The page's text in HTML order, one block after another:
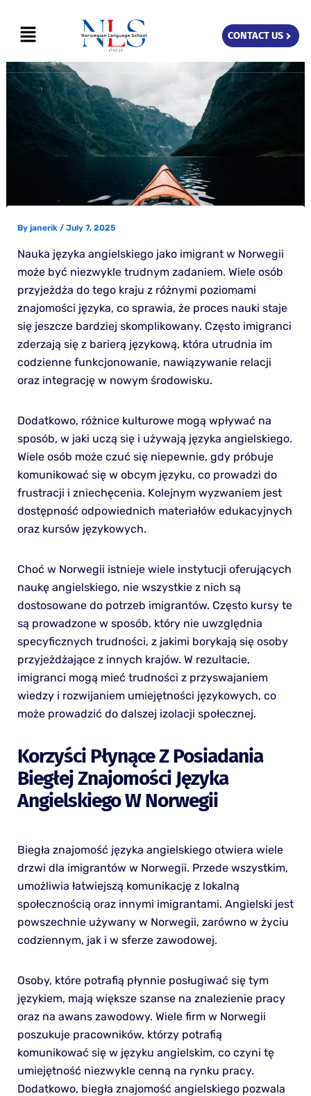
content
Menu CONTACT US
By janerik / July 7, 2025
Nauka języka angielskiego jako imigrant w Norwegii
może być niezwykle trudnym zadaniem. Wiele osób
przyjeżdża do tego kraju z różnymi poziomami
znajomości języka, co sprawia, że proces nauki staje
się jeszcze bardziej skomplikowany. Często imigranci
zderzają się z barierą językową, która utrudnia im
codzienne funkcjonowanie, nawiązywanie relacji
oraz integrację w nowym środowisku.
Dodatkowo, różnice kulturowe mogą wpływać na
sposób, w jaki uczą się i używają języka angielskiego.
Wiele osób może czuć się niepewnie, gdy próbuje
komunikować się w obcym języku, co prowadzi do
frustracji i zniechęcenia. Kolejnym wyzwaniem jest
dostępność odpowiednich materiałów edukacyjnych
oraz kursów językowych.
Choć w Norwegii istnieje wiele instytucji oferujących
naukę angielskiego, nie wszystkie z nich są
dostosowane do potrzeb imigrantów. Często kursy te
są prowadzone w sposób, który nie uwzględnia
specyficznych trudności, z jakimi borykają się osoby
przyjeżdżające z innych krajów. W rezultacie,
imigranci mogą mieć trudności z przyswajaniem
wiedzy i rozwijaniem umiejętności językowych, co
może prowadzić do dalszej izolacji społecznej.
Korzyści Płynące Z Posiadania
Biegłej Znajomości Języka
Angielskiego W Norwegii
Biegła znajomość języka angielskiego otwiera wiele
drzwi dla imigrantów w Norwegii. Przede wszystkim,
umożliwia łatwiejszą komunikację z lokalną
społecznością oraz innymi imigrantami. Angielski jest
powszechnie używany w Norwegii, zarówno w życiu
codziennym, jak i w sferze zawodowej.
Osoby, które potrafią płynnie posługiwać się tym
językiem, mają większe szanse na znalezienie pracy
oraz na awans zawodowy. Wiele firm w Norwegii
poszukuje pracowników, którzy potrafią
komunikować się w języku angielskim, co czyni tę
umiejętność niezwykle cenną na rynku pracy.
Dodatkowo, biegła znajomość angielskiego pozwala